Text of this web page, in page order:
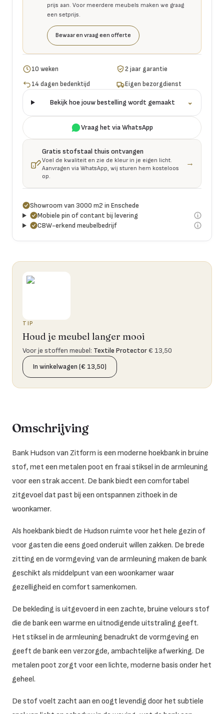
prijs aan. Voor meerdere meubels maken we graag
een setprijs.
Bewaar en vraag een offerte
10 weken
2 jaar garantie
14 dagen bedenktijd
Eigen bezorgdienst
Bekijk hoe jouw bestelling wordt gemaakt ⌄
Vraag het via WhatsApp
Gratis stofstaal thuis ontvangen
Voel de kwaliteit en zie de kleur in je eigen licht.
Aanvragen via WhatsApp, wij sturen hem kosteloos
op.
→
Showroom van 3000 m2 in Enschede
Mobiele pin of contant bij levering
CBW-erkend meubelbedrijf
TIP
Houd je meubel langer mooi
Voor je stoffen meubel: Textile Protector€ 13,50
In winkelwagen (€ 13,50)
Omschrijving
Bank Hudson van Zitform is een moderne hoekbank in bruine
stof, met een metalen poot en fraai stiksel in de armleuning
voor een strak accent. De bank biedt een comfortabel
zitgevoel dat past bij een ontspannen zithoek in de
woonkamer.
Als hoekbank biedt de Hudson ruimte voor het hele gezin of
voor gasten die eens goed onderuit willen zakken. De brede
zitting en de vormgeving van de armleuning maken de bank
geschikt als middelpunt van een woonkamer waar
gezelligheid en comfort samenkomen.
De bekleding is uitgevoerd in een zachte, bruine velours stof
die de bank een warme en uitnodigende uitstraling geeft.
Het stiksel in de armleuning benadrukt de vormgeving en
geeft de bank een verzorgde, ambachtelijke afwerking. De
metalen poot zorgt voor een lichte, moderne basis onder het
geheel.
De stof voelt zacht aan en oogt levendig door het subtiele